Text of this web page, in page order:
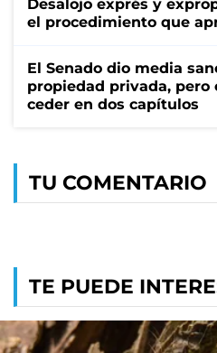
Desalojo exprés y
el procedimiento que
El Senado dio media
propiedad privada, pero
ceder en dos capítulos
TU COMENTARIO
TE PUEDE